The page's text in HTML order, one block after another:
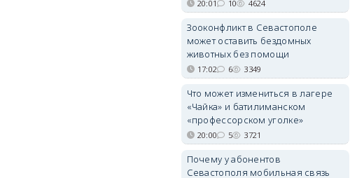
20:01 10 4624
Зооконфликт в Севастополе
может оставить бездомных
животных без помощи
17:02 6 3349
Что может измениться в лагере
«Чайка» и батилиманском
«профессорском уголке»
20:00 5 3721
Почему у абонентов
Севастополя мобильная связь